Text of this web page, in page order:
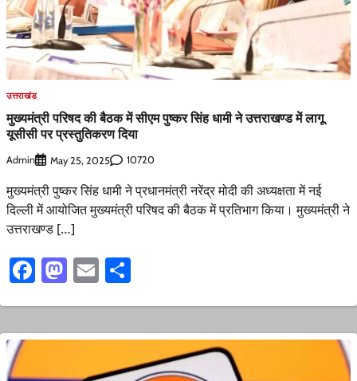
उत्तराखंड
मुख्यमंत्री परिषद की बैठक में सीएम पुष्कर सिंह धामी ने उत्तराखण्ड में लागू
यूसीसी पर प्रस्तुतिकरण दिया
Admin May 25, 2025 10720
मुख्यमंत्री पुष्कर सिंह धामी ने प्रधानमंत्री नरेंद्र मोदी की अध्यक्षता में नई
दिल्ली में आयोजित मुख्यमंत्री परिषद की बैठक में प्रतिभाग किया। मुख्यमंत्री ने
उत्तराखण्ड […]
Facebook
Mastodon
Email